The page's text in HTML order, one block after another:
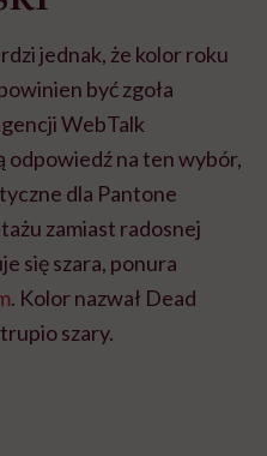
jednak, że kolor roku
być zgoła
WebTalk
odpowiedź na ten wybór,
dla Pantone
zamiast radosnej
się szara, ponura
. Kolor nazwał Dead
szary.